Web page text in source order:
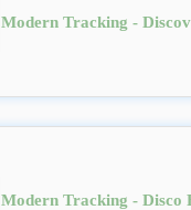
Modern Tracking -
Modern Tracking - Disco